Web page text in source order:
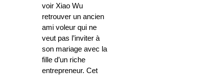
voir Xiao Wu
retrouver un ancien
ami voleur qui ne
veut pas l’inviter à
son mariage avec la
fille d’un riche
entrepreneur. Cet